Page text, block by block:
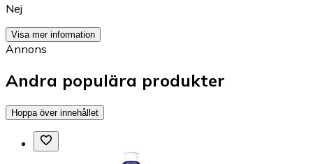
Nej
Visa mer information
Annons
Andra populära produkter
Hoppa över innehållet